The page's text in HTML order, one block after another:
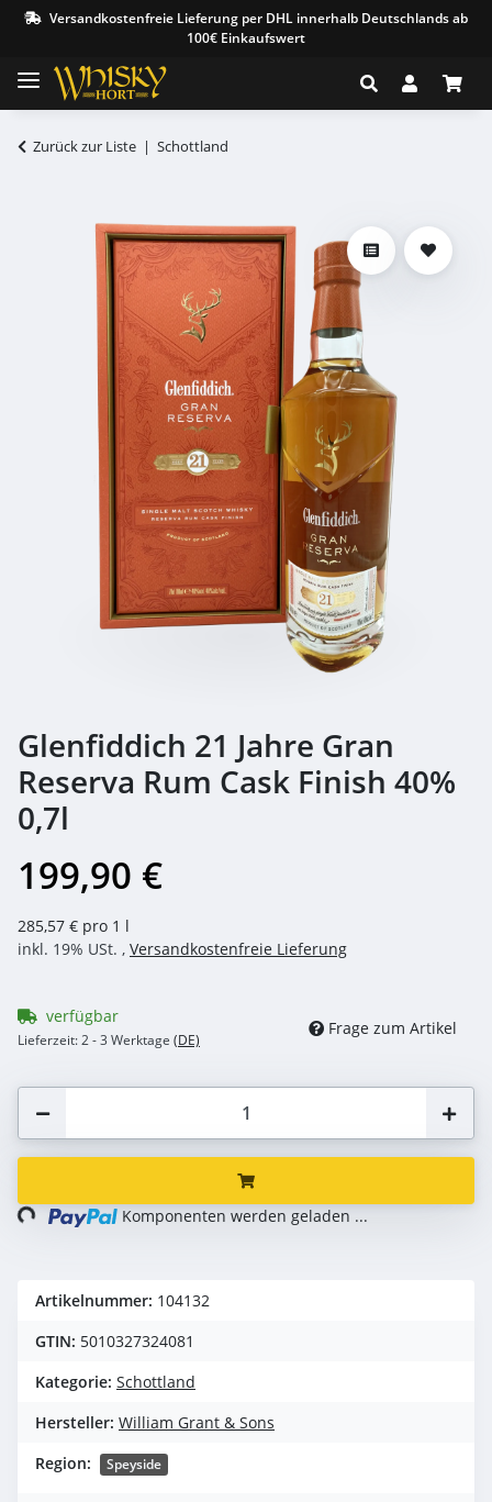
Versandkostenfreie Lieferung per DHL innerhalb Deutschlands ab
100€ Einkaufswert
Zurück zur Liste Schottland
Glenfiddich 21 Jahre Gran
Reserva Rum Cask Finish 40%
0,7l
199,90 €
285,57 € pro 1 l
inkl. 19% USt. , Versandkostenfreie Lieferung
verfügbar
Lieferzeit:2 - 3 Werktage (DE)
Frage zum Artikel
Komponenten werden geladen ...
Artikelnummer: 104132
GTIN: 5010327324081
Kategorie: Schottland
Hersteller: William Grant & Sons
Region:
Speyside